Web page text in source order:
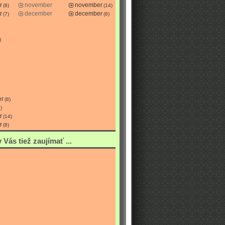
(8)
(7)
november
december
november(14)
december(6)
(8)
(14)
(8)
Vás tiež zaujímať ...